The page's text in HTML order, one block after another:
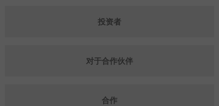
投资者
对于合作伙伴
合作